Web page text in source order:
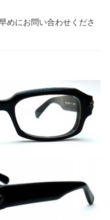
めにお問い合わせくださ